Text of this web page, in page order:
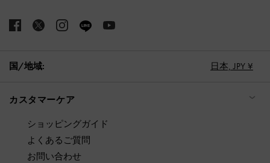
国/地域: 日本, JPY ¥
カスタマーケア
ショッピングガイド
よくあるご質問
お問い合わせ